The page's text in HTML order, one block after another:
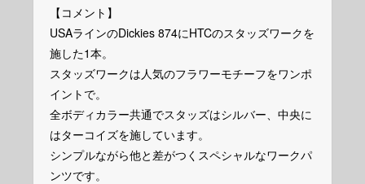
【コメント】
USAラインのDickies 874にHTCのスタッズワークを
施した1本。
スタッズワークは人気のフラワーモチーフをワンポ
イントで。
全ボディカラー共通でスタッズはシルバー、中央に
はターコイズを施しています。
シンプルながら他と差がつくスペシャルなワークパ
ンツです。